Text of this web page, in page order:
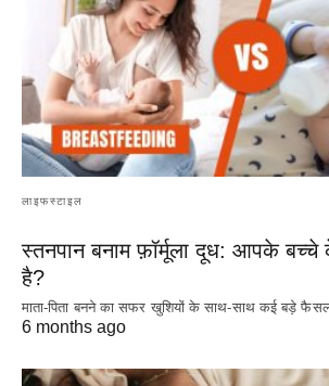
लाइफस्टाइल
स्तनपान बनाम फ़ॉर्मूला दूध: आपके बच्चे
है?
माता-पिता बनने का सफर खुशियों के साथ-साथ कई बड़े
6 months ago